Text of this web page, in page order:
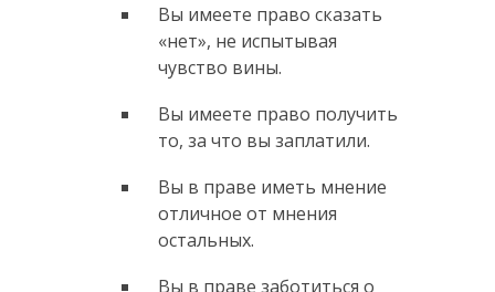
Вы имеете право сказать
«нет», не испытывая
чувство вины.
Вы имеете право получить
то, за что вы заплатили.
Вы в праве иметь мнение
отличное от мнения
остальных.
Вы в праве заботиться о